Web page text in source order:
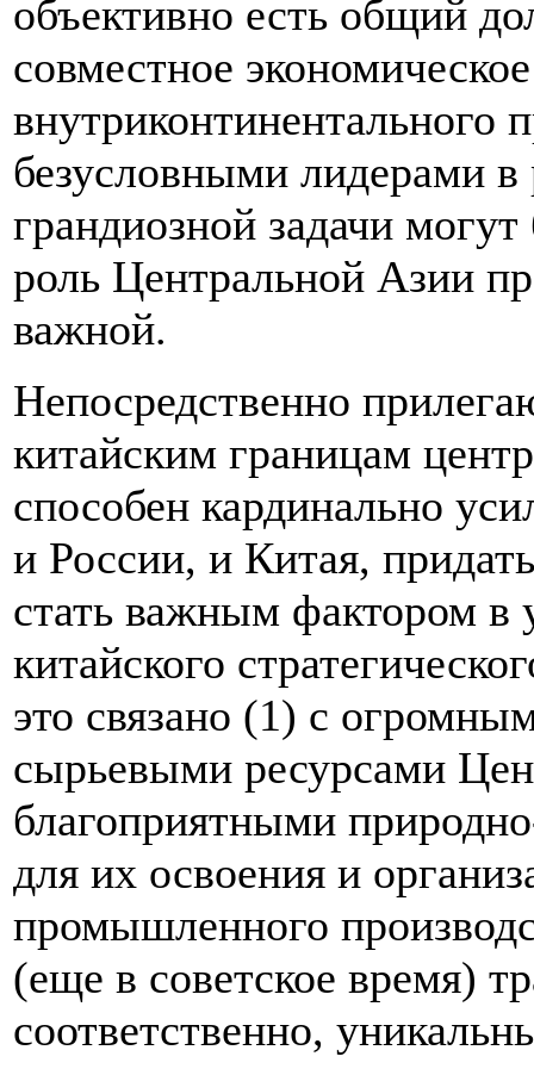
объективно есть общий
совместное
внутриконтинентального
безусловными лидерами
грандиозной задачи
роль Центральной Азии
важной.
Непосредственно
китайским границам
способен кардинально
и России, и Китая,
стать важным фактором в
китайского
это связано (1) с
сырьевыми ресурсами
благоприятными
для их освоения и
промышленного
(еще в советское время)
соответственно,